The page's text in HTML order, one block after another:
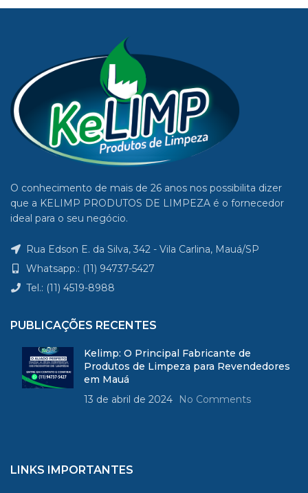
O conhecimento de mais de 26 anos nos possibilita dizer
que a KELIMP PRODUTOS DE LIMPEZA é o fornecedor
ideal para o seu negócio.
Rua Edson E. da Silva, 342 - Vila Carlina, Mauá/SP
Whatsapp.: (11) 94737-5427
Tel.: (11) 4519-8988
PUBLICAÇÕES RECENTES
Kelimp: O Principal Fabricante de
Produtos de Limpeza para Revendedores
em Mauá
13 de abril de 2024
No Comments
LINKS IMPORTANTES